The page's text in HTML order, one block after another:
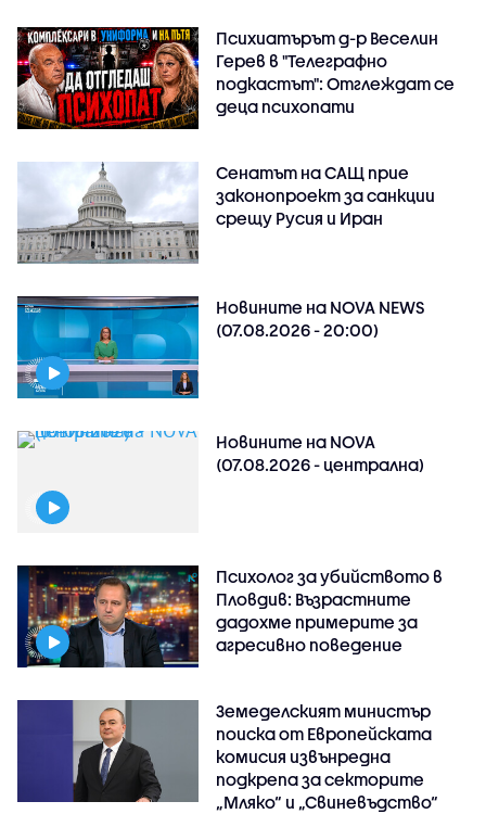
Психиатърът д-р Веселин
Герев в "Телеграфно
подкастът": Отглеждат се
деца психопати
Сенатът на САЩ прие
законопроект за санкции
срещу Русия и Иран
Новините на NOVA NEWS
(07.08.2026 - 20:00)
Новините на NOVA
(07.08.2026 - централна)
Психолог за убийството в
Пловдив: Възрастните
дадохме примерите за
агресивно поведение
Земеделският министър
поиска от Европейската
комисия извънредна
подкрепа за секторите
„Мляко“ и „Свиневъдство“